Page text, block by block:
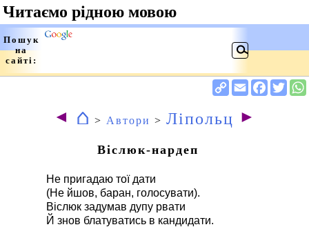
◄ ⌂ > Автори > Ліпольц ►
Віслюк-нардеп
Не пригадаю тої дати
(Не йшов, баран, голосувати).
Віслюк задумав дупу рвати
Й знов блатуватись в кандидати.